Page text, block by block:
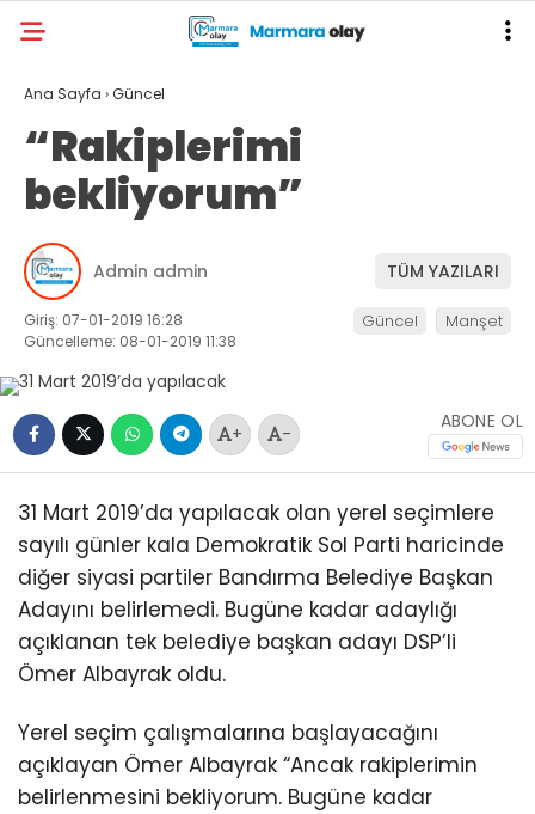
Ana Sayfa ›Güncel
“Rakiplerimi
bekliyorum”
Admin admin TÜM YAZILARI
Giriş: 07-01-2019 16:28
Güncelleme: 08-01-2019 11:38
Güncel Manşet
+ -
ABONE OL
31 Mart 2019’da yapılacak olan yerel seçimlere
sayılı günler kala Demokratik Sol Parti haricinde
diğer siyasi partiler Bandırma Belediye Başkan
Adayını belirlemedi. Bugüne kadar adaylığı
açıklanan tek belediye başkan adayı DSP’li
Ömer Albayrak oldu.
Yerel seçim çalışmalarına başlayacağını
açıklayan Ömer Albayrak “Ancak rakiplerimin
belirlenmesini bekliyorum. Bugüne kadar